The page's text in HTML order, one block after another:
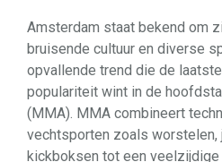
Amsterdam staat bekend om
bruisende cultuur en diverse
opvallende trend die de
populariteit wint in de
(MMA). MMA combineert
vechtsporten zoals worstelen,
kickboksen tot een veelzijdige